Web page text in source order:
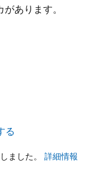
あります。
る
ました。 詳細情報